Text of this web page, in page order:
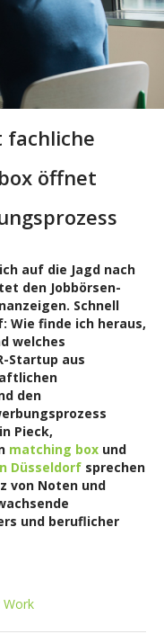
öffnet
auf die Jagd nach
den Jobbörsen-
Schnell
Wie finde ich heraus,
welches
Startup aus
den
Pieck,
matching box und
Düsseldorf sprechen
von Noten und
und beruflicher
Work